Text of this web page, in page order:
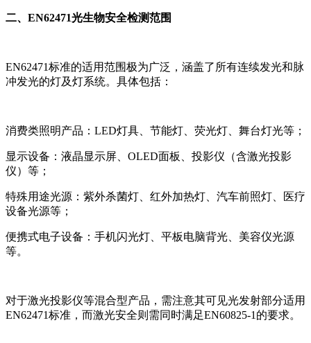
二、EN62471光生物安全检测范围
EN62471标准的适用范围极为广泛，涵盖了所有连续发光和脉
冲发光的灯及灯系统。具体包括：
消费类照明产品：LED灯具、节能灯、荧光灯、舞台灯光等；
显示设备：液晶显示屏、OLED面板、投影仪（含激光投影
仪）等；
特殊用途光源：紫外杀菌灯、红外加热灯、汽车前照灯、医疗
设备光源等；
便携式电子设备：手机闪光灯、平板电脑背光、美容仪光源
等。
对于激光投影仪等混合型产品，需注意其可见光发射部分适用
EN62471标准，而激光安全则需同时满足EN60825-1的要求。